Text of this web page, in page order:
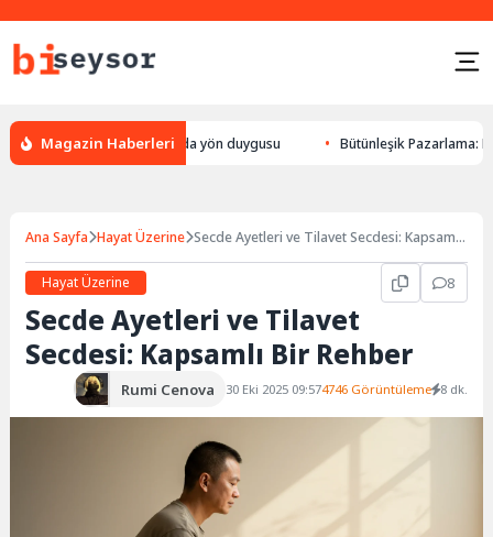
Magazin Haberleri
hayvanlarda yön duygusu Bütünleşik Pazarlama:
Ana Sayfa Hayat Üzerine Secde Ayetleri ve Tilavet Secdesi: Kapsamlı
Hayat Üzerine
8
Secde Ayetleri ve Tilavet
Secdesi: Kapsamlı Bir Rehber
Rumi Cenova 30 Eki 2025 09:574746 Görüntüleme 8 dk.